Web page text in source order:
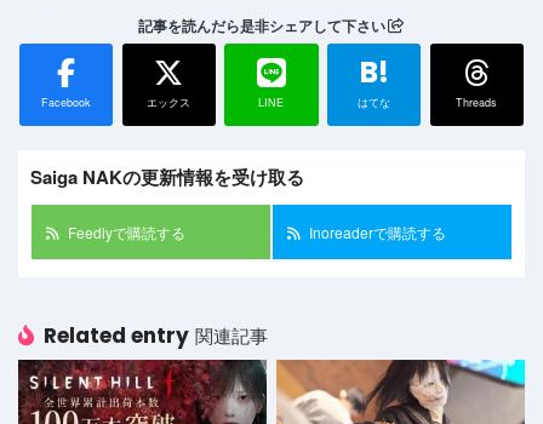
記事を読んだら是非シェアして下さい
Facebook エックス LINE
B!
はてな Threads
Saiga NAKの更新情報を受け取る
Feedlyで購読する Inoreaderで購読する
Related entry 関連記事